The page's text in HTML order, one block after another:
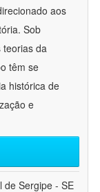
aos
Sob
teorias da
têm se
histórica de
e
de Sergipe - SE